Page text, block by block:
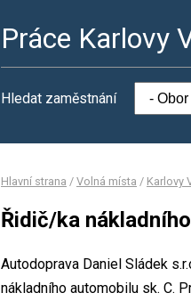
Práce Karlovy
Hledat zaměstnání
Hlavní strana / Volná místa / Karlovy
Řidič/ka
Autodoprava Daniel Sládek
nákladního automobilu sk. C.